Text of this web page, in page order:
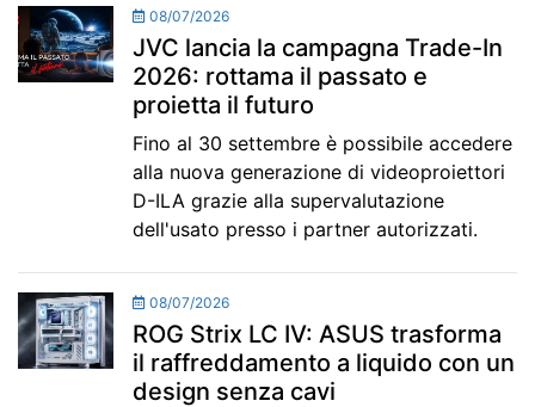
08/07/2026
JVC lancia la campagna Trade-In
2026: rottama il passato e
proietta il futuro
Fino al 30 settembre è possibile accedere
alla nuova generazione di videoproiettori
D-ILA grazie alla supervalutazione
dell'usato presso i partner autorizzati.
08/07/2026
ROG Strix LC IV: ASUS trasforma
il raffreddamento a liquido con un
design senza cavi